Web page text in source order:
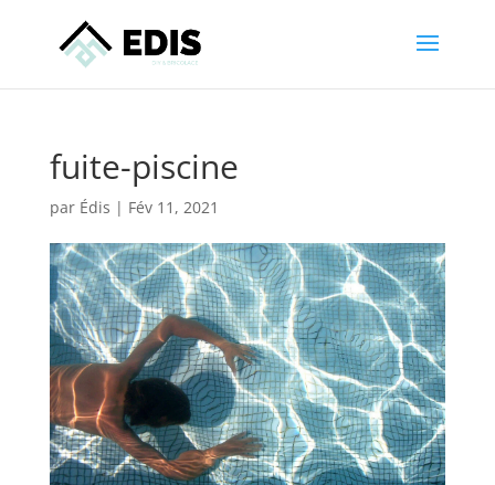
fuite-piscine
par Édis | Fév 11, 2021